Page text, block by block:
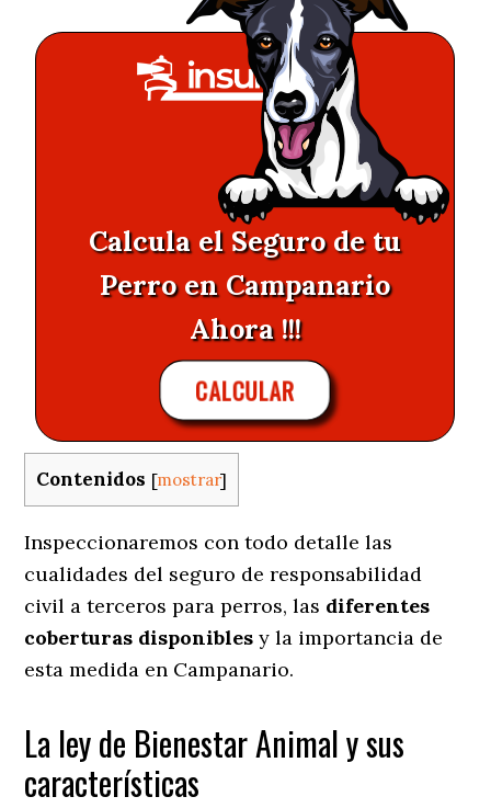
Calcula el Seguro de tu
Perro en Campanario
Ahora !!!
CALCULAR
Contenidos [mostrar]
Inspeccionaremos con todo detalle las
cualidades del seguro de responsabilidad
civil a terceros para perros, las diferentes
coberturas disponibles y la importancia de
esta medida en Campanario.
La ley de Bienestar Animal y sus
características